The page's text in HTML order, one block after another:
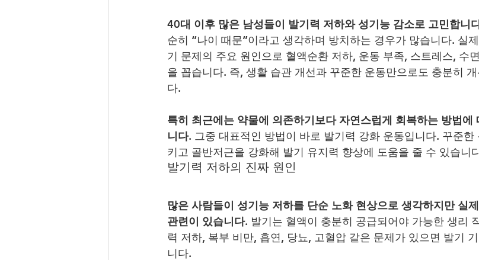
40대 이후 많은 남성들이 발기력 저하와 성기능 감소로 고민합니
순히 “나이 때문”이라고 생각하며 방치하는 경우가 많습니다. 실
기 문제의 주요 원인으로 혈액순환 저하, 운동 부족, 스트레스, 수
을 꼽습니다. 즉, 생활 습관 개선과 꾸준한 운동만으로도 충분히
다.
특히 최근에는 약물에 의존하기보다 자연스럽게 회복하는 방법에
니다. 그중 대표적인 방법이 바로 발기력 강화 운동입니다. 꾸준한
키고 골반저근을 강화해 발기 유지력 향상에 도움을 줄 수 있습니
발기력 저하의 진짜 원인
많은 사람들이 성기능 저하를 단순 노화 현상으로 생각하지만 실
관련이 있습니다. 발기는 혈액이 충분히 공급되어야 가능한 생리
력 저하, 복부 비만, 흡연, 당뇨, 고혈압 같은 문제가 있으면 발기
니다.